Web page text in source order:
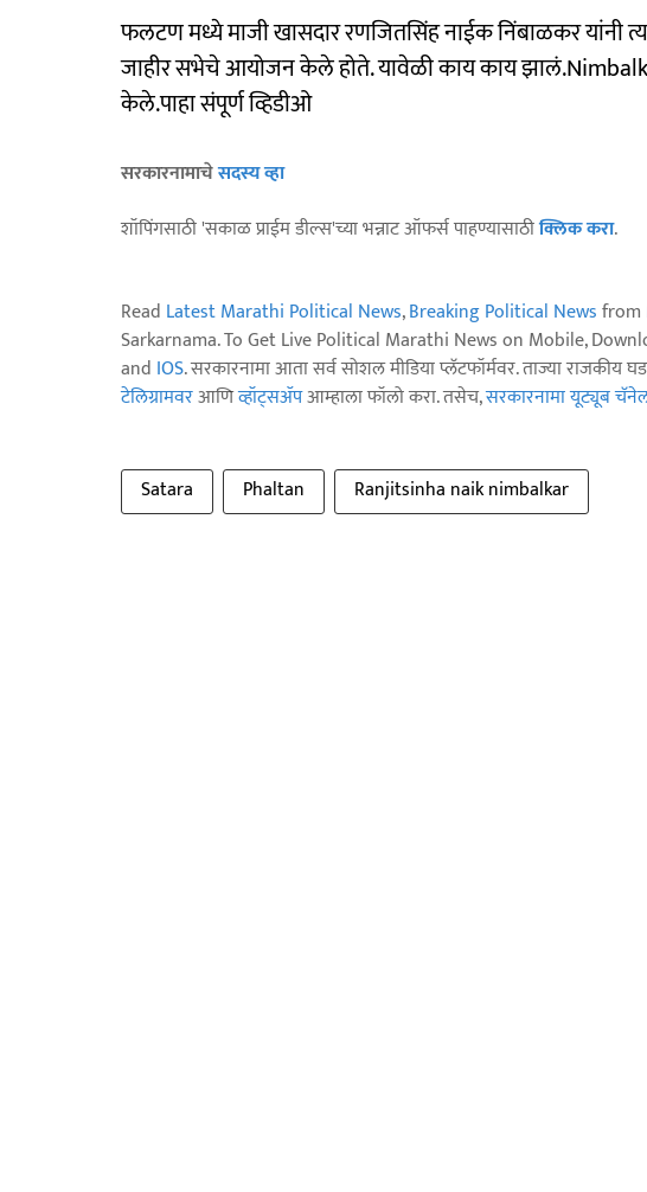
फलटण मध्ये माजी खासदार रणजितसिंह नाईक निंबाळकर यांनी
जाहीर सभेचे आयोजन केले होते. यावेळी काय काय
केले.पाहा संपूर्ण व्हिडीओ
सरकारनामाचेसदस्य व्हा
शॉपिंगसाठी 'सकाळ प्राईम डील्स'च्या भन्नाट ऑफर्स पाहण्यासाठीक्लिक करा.
Read Latest Marathi Political News,Breaking Political Newsfrom
Sarkarnama. To Get Live Political Marathi News on Mobile,
and IOS. सरकारनामा आता सर्व सोशल मीडिया प्लॅटफॉर्मवर. ताज्या राजकीय
टेलिग्रामवरआणिव्हॉट्सॲपआम्हाला फॉलो करा. तसेच,सरकारनामा यूट्यूब
Satara Phaltan Ranjitsinha naik nimbalkar